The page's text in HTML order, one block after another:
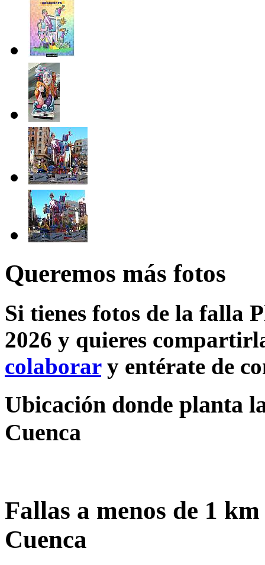
Queremos más fotos
Si tienes fotos de la falla
2026 y quieres
colaborary entérate de
Ubicación donde planta
Cuenca
Fallas a menos de 1
Cuenca